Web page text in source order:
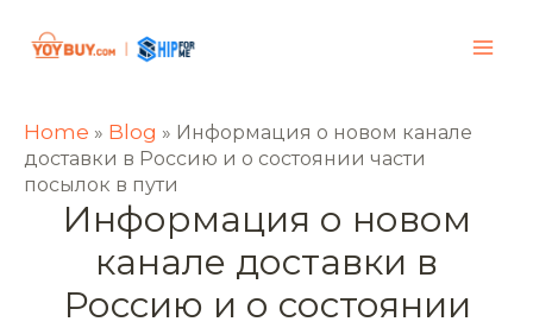
Home » Blog » Информация о новом канале
доставки в Россию и о состоянии части
посылок в пути
Информация о новом
канале доставки в
Россию и о состоянии